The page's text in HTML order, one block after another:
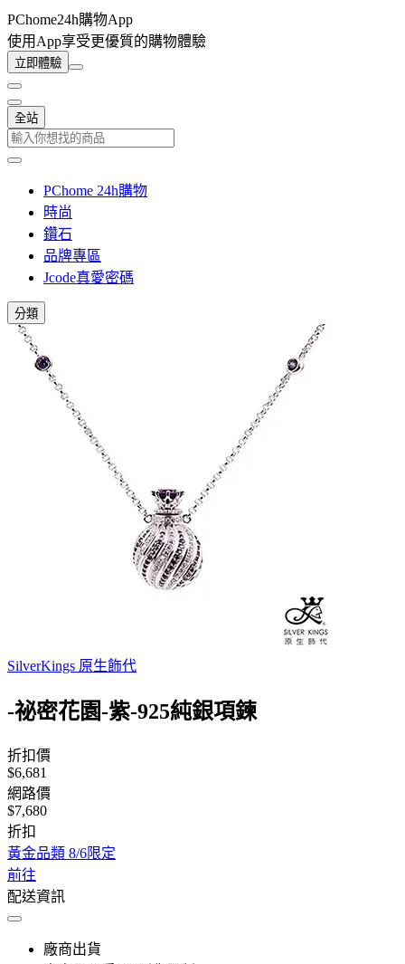
PChome24h購物App
使用App享受更優質的購物體驗
立即體驗
全站
PChome 24h購物
時尚
鑽石
品牌專區
Jcode真愛密碼
分類
SilverKings 原生飾代
-祕密花園-紫-925純銀項鍊
折扣價
$6,681
網路價
$7,680
折扣
黃金品類 8/6限定
前往
配送資訊
廠商出貨